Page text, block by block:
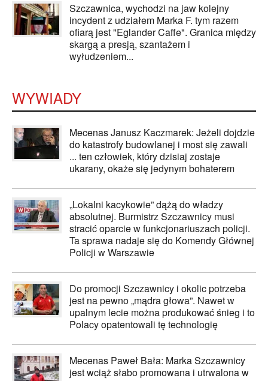
Szczawnica, wychodzi na jaw kolejny
incydent z udziałem Marka F. tym razem
ofiarą jest "Eglander Caffe". Granica między
skargą a presją, szantażem i
wyłudzeniem...
WYWIADY
Mecenas Janusz Kaczmarek: Jeżeli dojdzie
do katastrofy budowlanej i most się zawali
... ten człowiek, który dzisiaj zostaje
ukarany, okaże się jedynym bohaterem
„Lokalni kacykowie” dążą do władzy
absolutnej. Burmistrz Szczawnicy musi
stracić oparcie w funkcjonariuszach policji.
Ta sprawa nadaje się do Komendy Głównej
Policji w Warszawie
Do promocji Szczawnicy i okolic potrzeba
jest na pewno „mądra głowa”. Nawet w
upalnym lecie można produkować śnieg i to
Polacy opatentowali tę technologię
Mecenas Paweł Bała: Marka Szczawnicy
jest wciąż słabo promowana i utrwalona w